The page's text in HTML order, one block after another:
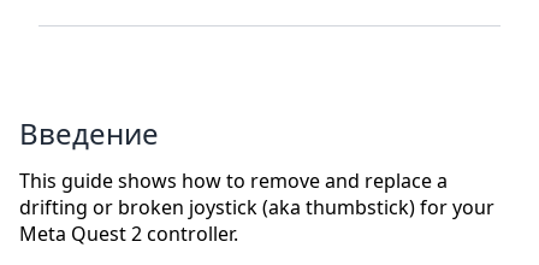
Введение
This guide shows how to remove and replace a
drifting or broken joystick (aka thumbstick) for your
Meta Quest 2 controller.